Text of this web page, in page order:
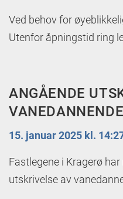
Ved behov for
Utenfor åpningstid ring
ANGÅENDE
15. januar 2025 kl.
Fastlegene i Kragerø
utskrivelse av